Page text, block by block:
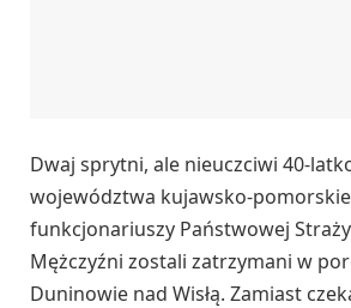
Dwaj sprytni, ale nieuczciwi 40-
województwa kujawsko-
funkcjonariuszy Państwowej
Mężczyźni zostali zatrzymani w
Duninowie nad Wisłą. Zamiast